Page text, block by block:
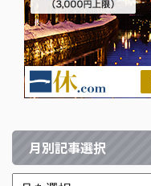
月別記事選択